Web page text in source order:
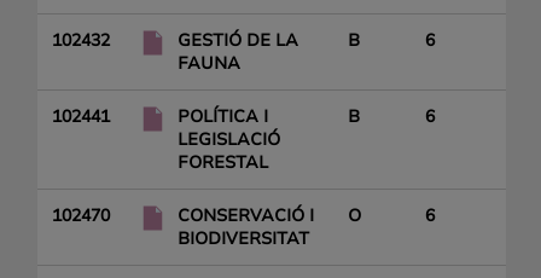
102432
GESTIÓ DE LA
FAUNA
B 6
102441
POLÍTICA I
LEGISLACIÓ
FORESTAL
B 6
102470
CONSERVACIÓ I
BIODIVERSITAT
O 6